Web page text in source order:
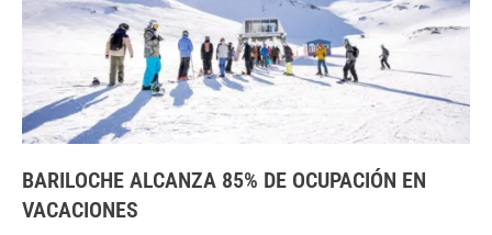
BARILOCHE ALCANZA 85% DE OCUPACIÓN EN
VACACIONES